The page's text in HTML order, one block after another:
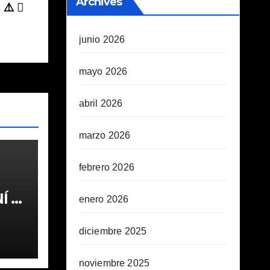
⚠️
1ª
junio 2026
mayo 2026
abril 2026
marzo 2026
febrero 2026
enero 2026
diciembre 2025
noviembre 2025